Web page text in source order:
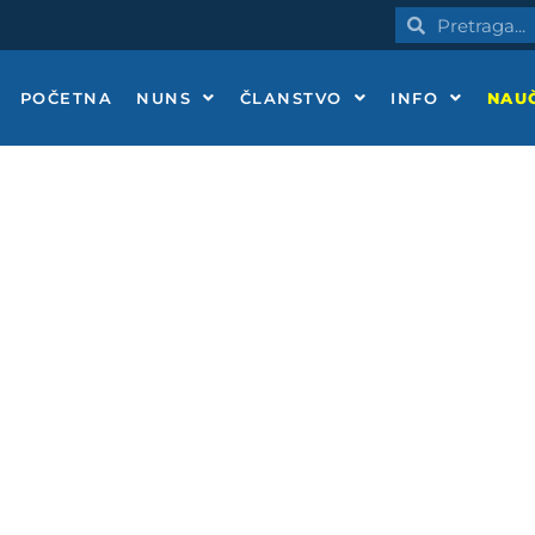
PretragaPretraga
POČETNA NUNS ČLANSTVO INFO